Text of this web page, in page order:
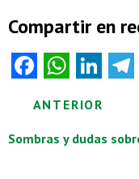
Compartir en
Fa
ce
b
o
W
ha
ts
A
Li
dI
Posts
navigation
ANTERIOR
Sombras y dudas